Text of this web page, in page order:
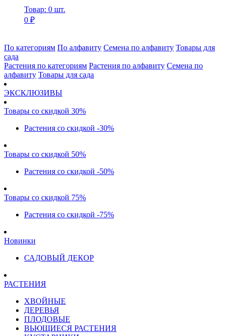
Товар: 0 шт.
0 ₽
По категориям По алфавиту Семена по алфавиту Товары для
сада
Растения по категориям Растения по алфавиту Семена по
алфавиту Товары для сада
ЭКСКЛЮЗИВЫ
Товары со скидкой 30%
Растения со скидкой -30%
Товары со скидкой 50%
Растения со скидкой -50%
Товары со скидкой 75%
Растения со скидкой -75%
Новинки
САДОВЫЙ ДЕКОР
РАСТЕНИЯ
ХВОЙНЫЕ
ДЕРЕВЬЯ
ПЛОДОВЫЕ
ВЬЮЩИЕСЯ РАСТЕНИЯ